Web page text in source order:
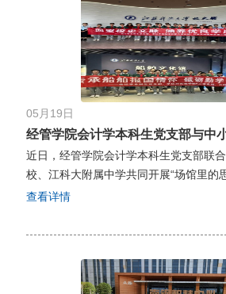
05月19日
经管学院会计学本科生党支部与中
近日，经管学院会计学本科生党支部联
校、江科大附属中学共同开展“场馆里的
查看详情